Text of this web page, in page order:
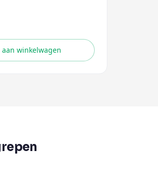
aan winkelwagen